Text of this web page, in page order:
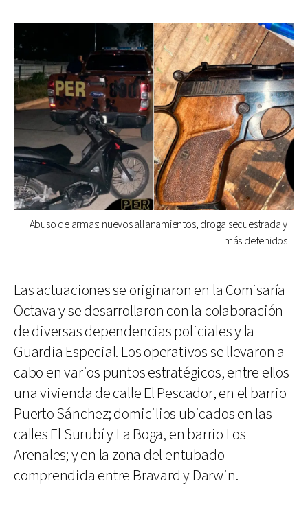
Abuso de armas: nuevos allanamientos, droga secuestrada y
más detenidos
Las actuaciones se originaron en la Comisaría
Octava y se desarrollaron con la colaboración
de diversas dependencias policiales y la
Guardia Especial. Los operativos se llevaron a
cabo en varios puntos estratégicos, entre ellos
una vivienda de calle El Pescador, en el barrio
Puerto Sánchez; domicilios ubicados en las
calles El Surubí y La Boga, en barrio Los
Arenales; y en la zona del entubado
comprendida entre Bravard y Darwin.